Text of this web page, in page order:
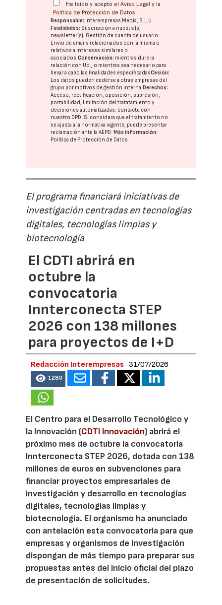
He leído y acepto elAviso Legal y la
Política de Protección de Datos
Responsable: Interempresas Media, S.L.U.
Finalidades: Suscripción a nuestra(s)
newsletter(s). Gestión de cuenta de usuario.
Envío de emails relacionados con la misma o
relativos a intereses similares o
asociados.Conservación: mientras dure la
relación con Ud., o mientras sea necesario para
llevar a cabo las finalidades especificadasCesión:
Los datos pueden cederse a otras empresas del
grupo por motivos de gestión interna. Derechos:
Acceso, rectificación, oposición, supresión,
portabilidad, limitación del tratatamiento y
decisiones automatizadas: contacte con
nuestro DPD. Si considera que el tratamiento no
se ajusta a la normativa vigente, puede presentar
reclamación ante laAEPD. Más información:
Política de Protección de Datos
El programa financiará iniciativas de
investigación centradas en tecnologías
digitales, tecnologías limpias y
biotecnología
El CDTI abrirá en
octubre la
convocatoria
Innterconecta STEP
2026 con 138 millones
para proyectos de I+D
Redacción Interempresas 31/07/2026
1280
El Centro para el Desarrollo Tecnológico y
la Innovación (CDTI Innovación) abrirá el
próximo mes de octubre la convocatoria
Innterconecta STEP 2026, dotada con 138
millones de euros en subvenciones para
financiar proyectos empresariales de
investigación y desarrollo en tecnologías
digitales, tecnologías limpias y
biotecnología. El organismo ha anunciado
con antelación esta convocatoria para que
empresas y organismos de investigación
dispongan de más tiempo para preparar sus
propuestas antes del inicio oficial del plazo
de presentación de solicitudes.